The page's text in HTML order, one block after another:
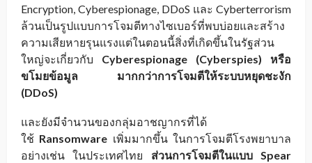
Encryption, Cyberespionage, DDoS และ Cyberterrorism
ล้วนเป็นรูปแบบการโจมตีทางไซเบอร์ที่พบบ่อยและสร้าง
ความเสียหายรุนแรงแต่ในตอนนี้สิ่งที่เกิดขึ้นในรัฐส่วน
ใหญ่จะเกี่ยวกับ Cyberespionage (Cyberspies) หรือ
ขโมยข้อมูล มากกว่าการโจมตีให้ระบบหยุดชะงัก
(DDoS)
และยังมีจำนวนของกลุ่มอาชญากรที่ได้
ใช้ Ransomware เพิ่มมากขึ้น ในการโจมตีโรงพยาบาล
อย่างเช่น ในประเทศไทย ส่วนการโจมตีในแบบ Spear